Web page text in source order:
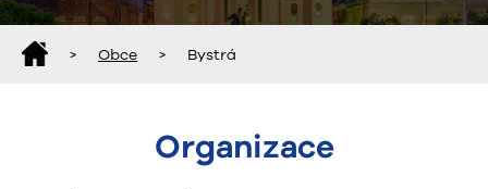
> Obce > Bystrá
Organizace